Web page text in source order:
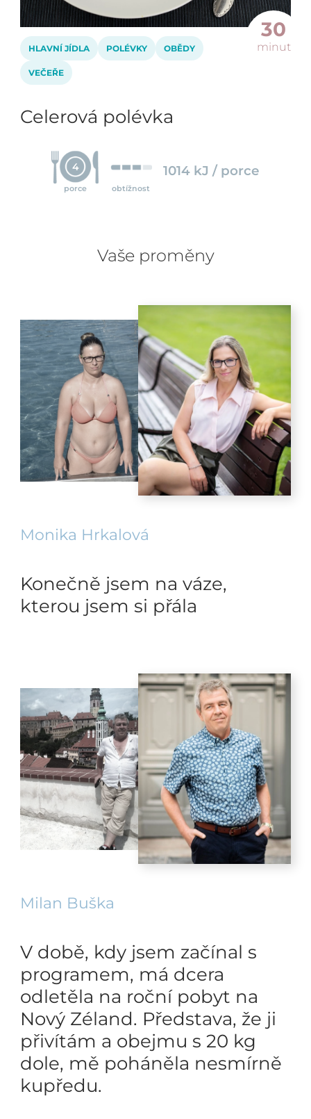
30
minut
HLAVNÍ JÍDLA POLÉVKY OBĚDY
VEČEŘE
Celerová polévka
4
porce obtížnost
1014 kJ / porce
Vaše proměny
Monika Hrkalová
Konečně jsem na váze,
kterou jsem si přála
Milan Buška
V době, kdy jsem začínal s
programem, má dcera
odletěla na roční pobyt na
Nový Zéland. Představa, že ji
přivítám a obejmu s 20 kg
dole, mě poháněla nesmírně
kupředu.